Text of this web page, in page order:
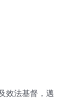
效法基督，邁